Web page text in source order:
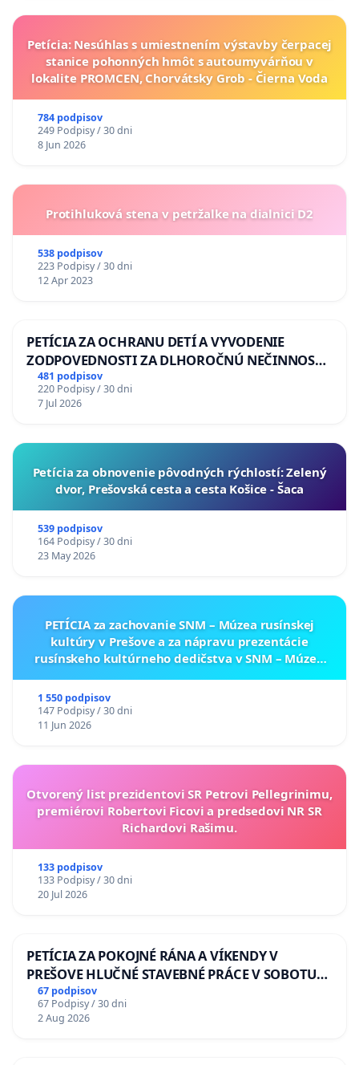
Petícia: Nesúhlas s umiestnením výstavby čerpacej
stanice pohonných hmôt s autoumyvárňou v
lokalite PROMCEN, Chorvátsky Grob - Čierna Voda
784 podpisov
249 Podpisy / 30 dni
8 Jun 2026
Protihluková stena v petržalke na dialnici D2
538 podpisov
223 Podpisy / 30 dni
12 Apr 2023
PETÍCIA ZA OCHRANU DETÍ A VYVODENIE
ZODPOVEDNOSTI ZA DLHOROČNÚ NEČINNOSŤ
A ZLYHANIE ŠTÁTU
481 podpisov
220 Podpisy / 30 dni
7 Jul 2026
​Petícia za obnovenie pôvodných rýchlostí: Zelený
dvor, Prešovská cesta a cesta Košice - Šaca
539 podpisov
164 Podpisy / 30 dni
23 May 2026
PETÍCIA za zachovanie SNM – Múzea rusínskej
kultúry v Prešove a za nápravu prezentácie
rusínskeho kultúrneho dedičstva v SNM – Múzeu
1 550 podpisov
147 Podpisy / 30 dni
11 Jun 2026
Otvorený list prezidentovi SR Petrovi Pellegrinimu,
premiérovi Robertovi Ficovi a predsedovi NR SR
Richardovi Rašimu.
133 podpisov
133 Podpisy / 30 dni
20 Jul 2026
PETÍCIA ZA POKOJNÉ RÁNA A VÍKENDY V
PREŠOVE HLUČNÉ STAVEBNÉ PRÁCE V SOBOTU
LEN OD 9.00 DO 13.00 HOD., CEZ PRACOVNÝ
TÝŽDEŇ CIEĽ 8.00 – 18.00 HOD. A PRAVIDELNÁ
KONTROLA STAVBY C-AREA NA
67 podpisov
67 Podpisy / 30 dni
2 Aug 2026